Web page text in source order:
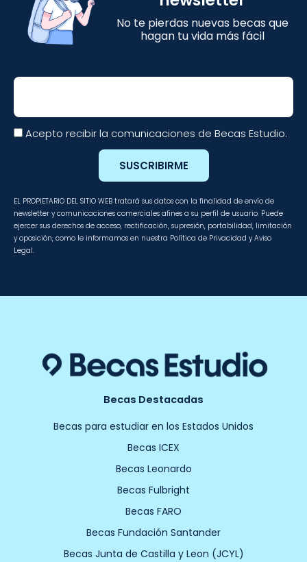
No te pierdas nuevas becas que
hagan tu vida más fácil
Email
Acepto recibir la comunicaciones de Becas Estudio.
SUSCRIBIRME
EL PROPIETARIO DEL SITIO WEB tratará sus datos con la finalidad de envío de
newsletter y comunicaciones comerciales afines a su perfil de usuario. Puede
ejercer sus derechos de acceso, rectificación, supresión, portabilidad, limitación
y oposición, como le informamos en nuestra Política de Privacidad y Aviso
Legal.
Becas Destacadas
Becas para estudiar en los Estados Unidos
Becas ICEX
Becas Leonardo
Becas Fulbright
Becas FARO
Becas Fundación Santander
Becas Junta de Castilla y Leon (JCYL)